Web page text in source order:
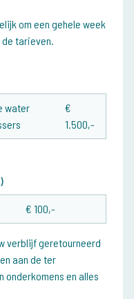
om een gehele week
tarieven.
water
€
1.500,-
€ 100,-
verblijf geretourneerd
aan de ter
onderkomens en alles